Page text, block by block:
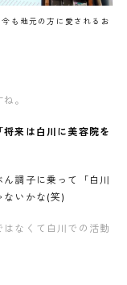
も地元の方に愛されるお
。
来は白川に美容院を
調子に乗って「白川
ないかな(笑)
なくて白川での活動